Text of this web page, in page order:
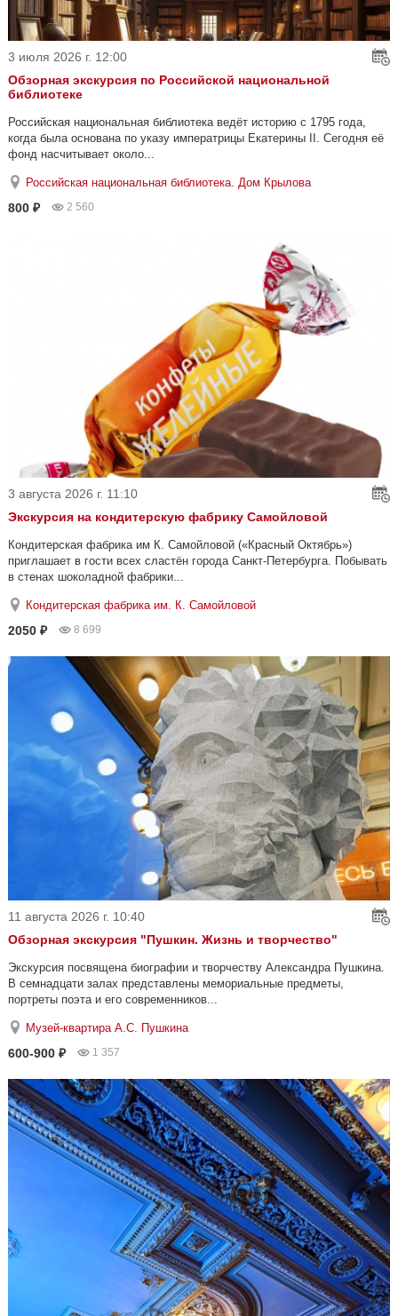
3 июля 2026 г. 12:00
Обзорная экскурсия по Российской национальной
библиотеке
Российская национальная библиотека ведёт историю с 1795 года,
когда была основана по указу императрицы Екатерины II. Сегодня её
фонд насчитывает около...
Российская национальная библиотека. Дом Крылова
800 ₽ 2 560
3 августа 2026 г. 11:10
Экскурсия на кондитерскую фабрику Самойловой
Кондитерская фабрика им К. Самойловой («Красный Октябрь»)
приглашает в гости всех сластён города Санкт-Петербурга. Побывать
в стенах шоколадной фабрики...
Кондитерская фабрика им. К. Самойловой
2050 ₽ 8 699
11 августа 2026 г. 10:40
Обзорная экскурсия "Пушкин. Жизнь и творчество"
Экскурсия посвящена биографии и творчеству Александра Пушкина.
В семнадцати залах представлены мемориальные предметы,
портреты поэта и его современников...
Музей-квартира А.С. Пушкина
600-900 ₽ 1 357